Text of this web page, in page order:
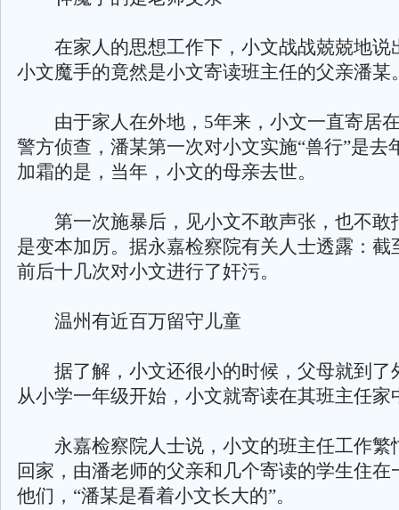
在家人的思想工作下，小文战战兢兢地说
小文魔手的竟然是小文寄读班主任的父亲潘某
由于家人在外地，5年来，小文一直寄居
警方侦查，潘某第一次对小文实施“兽行”是去
加霜的是，当年，小文的母亲去世。
第一次施暴后，见小文不敢声张，也不敢
是变本加厉。据永嘉检察院有关人士透露：截
前后十几次对小文进行了奸污。
温州有近百万留守儿童
据了解，小文还很小的时候，父母就到了
从小学一年级开始，小文就寄读在其班主任家
永嘉检察院人士说，小文的班主任工作繁
回家，由潘老师的父亲和几个寄读的学生住在
他们，“潘某是看着小文长大的”。